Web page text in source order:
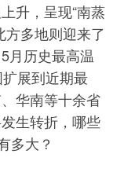
升，呈现“南蒸
方多地则迎来了
月历史最高温
展到近期最
华南等十余省
生转折，哪些
多大？